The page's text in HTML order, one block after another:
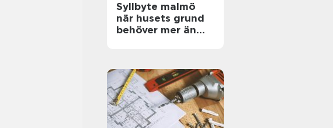
Syllbyte malmö
när husets grund
behöver mer än